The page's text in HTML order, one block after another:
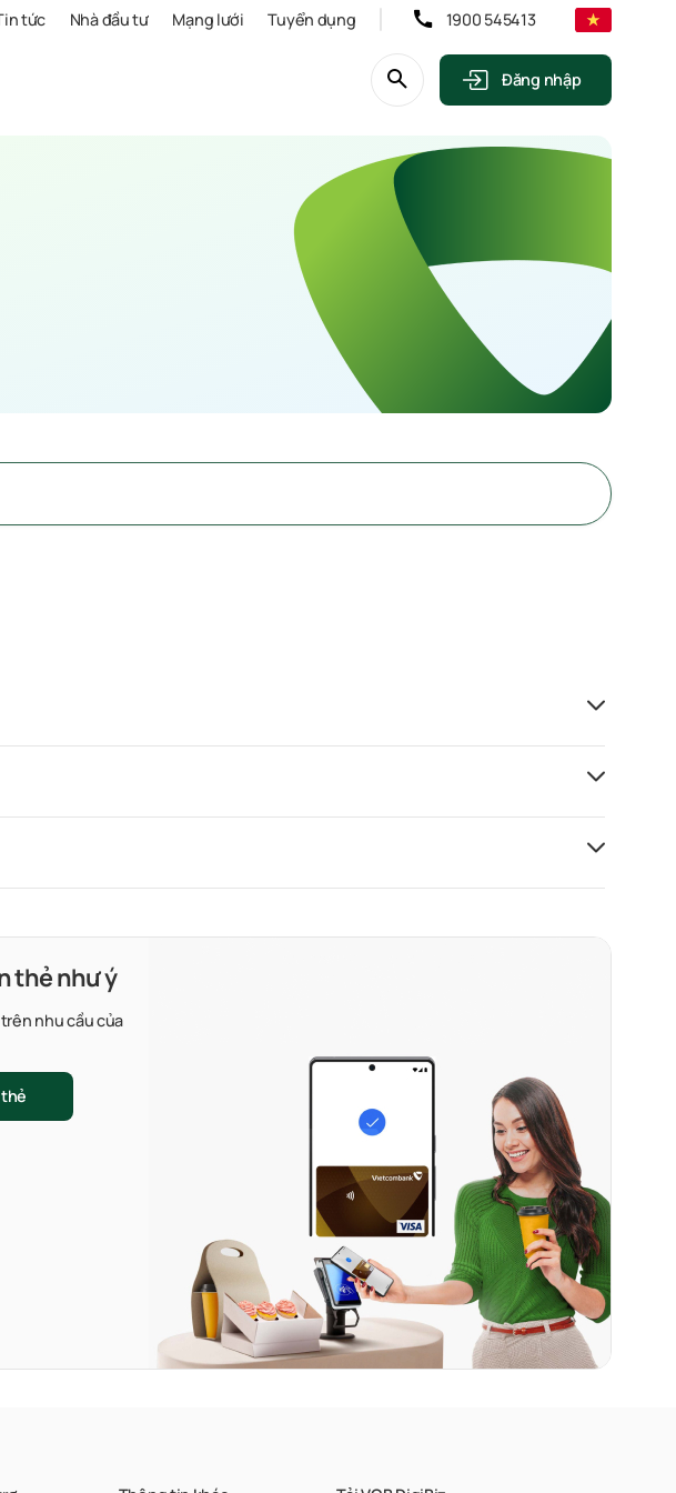
tức Nhà đầu tư Mạng lưới Tuyển dụng 1900 545413
Đăng nhập
thẻ như ý
nhu cầu của